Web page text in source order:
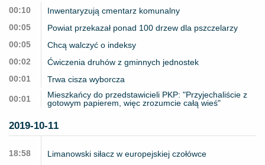
00:10
Inwentaryzują cmentarz komunalny
00:05
Powiat przekazał ponad 100 drzew dla pszczelarzy
00:05
Chcą walczyć o indeksy
00:02
Ćwiczenia druhów z gminnych jednostek
00:01
Trwa cisza wyborcza
00:01
Mieszkańcy do przedstawicieli PKP: "Przyjechaliście z
gotowym papierem, więc zrozumcie całą wieś"
2019-10-11
18:58
Limanowski siłacz w europejskiej czołówce